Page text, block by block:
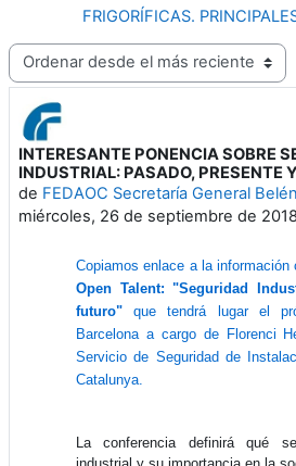
FRIGORÍFICAS.
Mostrar modo
INTERESANTE PONENCIA SOBRE
INDUSTRIAL: PASADO, PRESENTE
de FEDAOC Secretaría General
miércoles, 26 de septiembre de
Número de respuestas: 0
Copiamos enlace a la
Open Talent: "Seguridad
futuro"que tendrá lugar el
Barcelona a cargo de Florenci
Servicio de Seguridad de
Catalunya.
La conferencia definirá qué